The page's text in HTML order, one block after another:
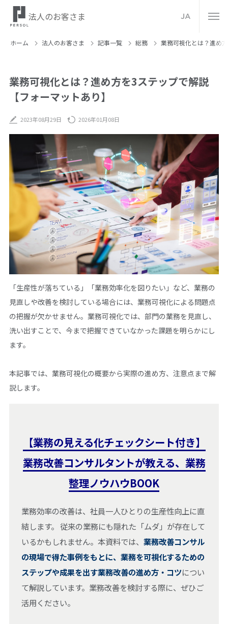
法人のお客さま JA
ホーム 法人のお客さま 記事⼀覧 総務 業務可視化とは？進め
業務可視化とは？進め方を3ステップで解説
【フォーマットあり】
2023年08月29日 2026年01月08日
「生産性が落ちている」「業務効率化を図りたい」など、業務の
見直しや改善を検討している場合には、業務可視化による問題点
の把握が欠かせません。業務可視化では、部門の業務を見直し、
洗い出すことで、今まで把握できていなかった課題を明らかにし
ます。
本記事では、業務可視化の概要から実際の進め方、注意点まで解
説します。
【業務の見える化チェックシート付き】
業務改善コンサルタントが教える、業務
整理ノウハウBOOK
業務効率の改善は、社員一人ひとりの生産性向上に直
結します。 従来の業務にも隠れた「ムダ」が存在して
いるかもしれません。本資料では、 業務改善コンサル
の現場で得た事例をもとに、業務を可視化するための
ステップや成果を出す業務改善の進め方・コツについ
て解説しています。業務改善を検討する際に、ぜひご
活用ください。